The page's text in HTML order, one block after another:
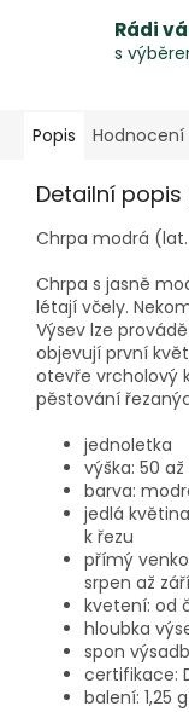
Rádi
s
Popis Hodnocení
Detailní
Chrpa modrá
Chrpa s jasně
létají včely.
Výsev lze
objevují první
otevře vrcholový
pěstování
jednoletka
výška: 50
barva:
jedlá
k řezu
přímý
srpen až září
kvetení: od
hloubka
spon
certifikace:
balení: 1,25